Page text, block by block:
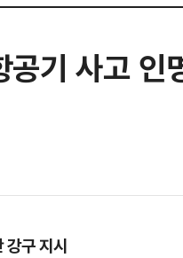
공기 사고
강구 지시